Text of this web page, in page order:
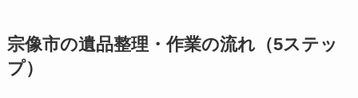
宗像市の遺品整理・作業の流れ（5ステッ
プ）